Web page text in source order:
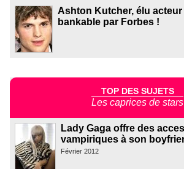
Ashton Kutcher, élu
bankable par Forbes !
TOP DES SUJETS
Les caprices de stars
Lady Gaga offre des
vampiriques à son
Février 2012